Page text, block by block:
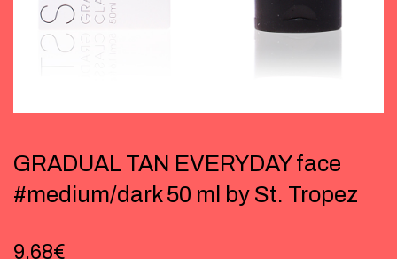
GRADUAL TAN EVERYDAY face
#medium/dark 50 ml by St. Tropez
9,68€